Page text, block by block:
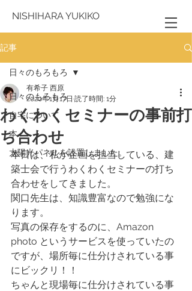
NISHIHARA YUKIKO
記事
日々のもろもろ
自宅について
本
太陽光パネルを設置しました。
日々のもろもろ
わくわくセミナーの事前打
ち合わせ
有希子 西原
2020年1月17日 読了時間: 1分
本日は、私が企画を担当している、建
築士会で行うわくわくセミナーの打ち
合わせをしてきました。
関口先生は、知識豊富なので勉強にな
ります。
写真の保存をするのに、Amazon
photo というサービスを使っていたの
ですが、場所毎に仕分けされている事
にビックリ！！
ちゃんと現場毎に仕分けされている事